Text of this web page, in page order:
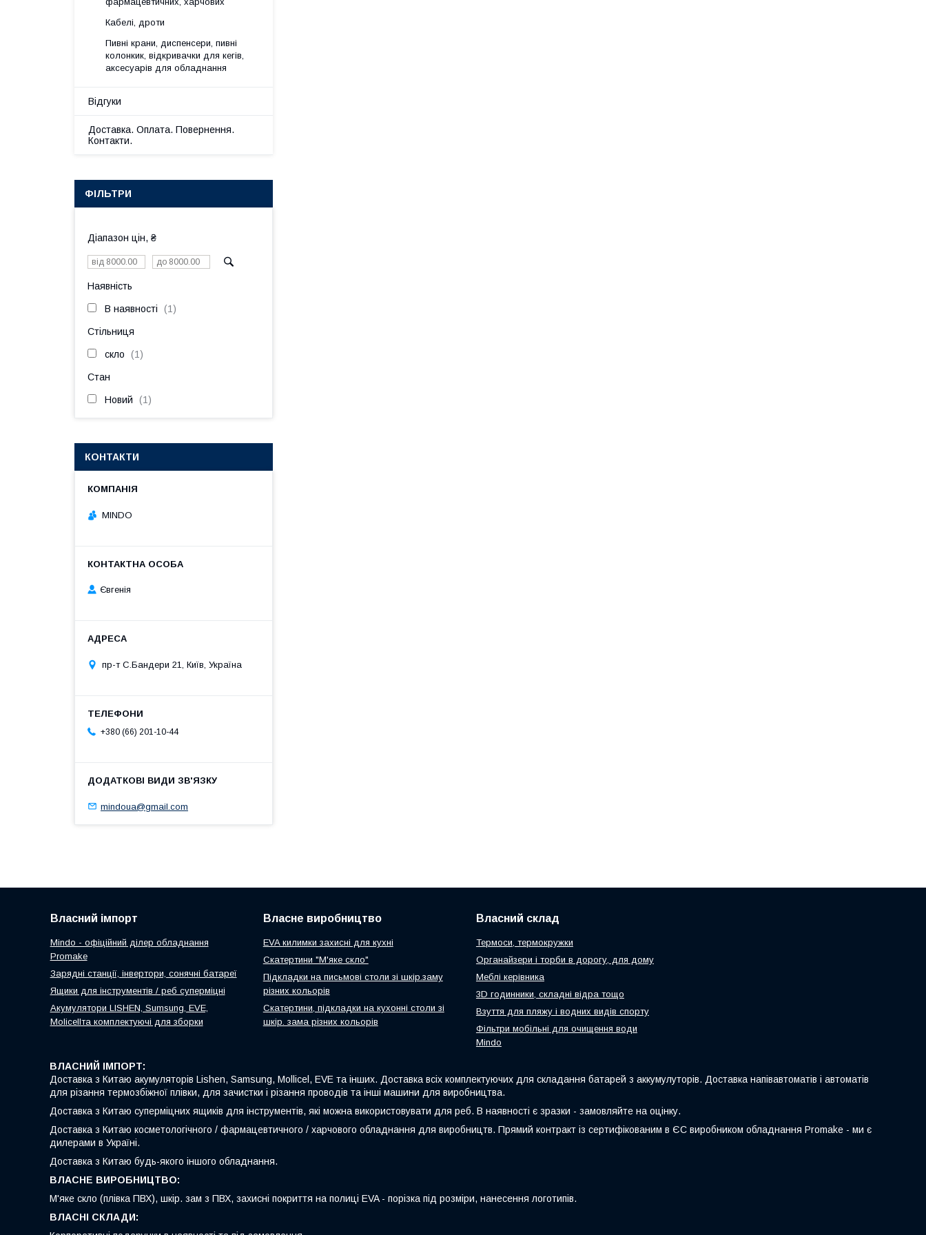
Кабелі, дроти
Пивні крани, диспенсери, пивні
колонкик, відкривачки для кегів,
аксесуарів для обладнання
Відгуки
Доставка. Оплата. Повернення.
Контакти.
ФІЛЬТРИ
Діапазон цін, ₴
Наявність
В наявності 1
Стільниця
скло 1
Стан
Новий 1
КОНТАКТИ
MINDO
Євгенія
пр-т С.Бандери 21, Київ, Україна
+380 (66) 201-10-44
mindoua@gmail.com
Власний імпорт
Mindo - офіційний ділер обладнання
Promake
Зарядні станції, інвертори, сонячні батареї
Ящики для інструментів / реб суперміцні
Акумулятори LISHEN, Sumsung, EVE,
Molicellта комплектуючі для зборки
Власне виробництво
EVA килимки захисні для кухні
Скатертини "М'яке скло"
Підкладки на письмові столи зі шкір.заму
різних кольорів
Скатертини, підкладки на кухонні столи зі
шкір. зама різних кольорів
Власний склад
Термоси, термокружки
Органайзери і торби в дорогу, для дому
Меблі керівника
3D годинники, складні відра тощо
Взуття для пляжу і водних видів спорту
Фільтри мобільні для очищення води
Mindo
ВЛАСНИЙ ІМПОРТ:
Доставка з Китаю акумуляторів Lishen, Samsung, Mollicel, EVE та інших. Доставка всіх комплектуючих для складання батарей з аккумулуторів. Доставка напівавтоматів і автоматів
для різання термозбіжної плівки, для зачистки і різання проводів та інші машини для виробництва.
Доставка з Китаю суперміцних ящиків для інструментів, які можна використовувати для реб. В наявності є зразки - замовляйте на оцінку.
Доставка з Китаю косметологічного / фармацевтичного / харчового обладнання для виробництв. Прямий контракт із сертифікованим в ЄС виробником обладнання Promake - ми є
дилерами в Україні.
Доставка з Китаю будь-якого іншого обладнання.
ВЛАСНЕ ВИРОБНИЦТВО:
М'яке скло (плівка ПВХ), шкір. зам з ПВХ, захисні покриття на полиці EVA - порізка під розміри, нанесення логотипів.
ВЛАСНІ СКЛАДИ: